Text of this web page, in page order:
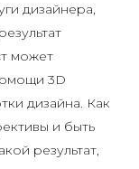
дизайнера,
может
3D
дизайна. Как
и быть
результат,